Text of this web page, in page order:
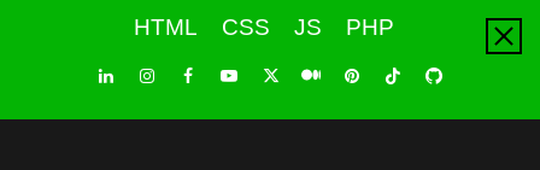
HTML CSS JS PHP
LinkedInInstagramFacebookYoutube
X PinterestTiktokGithub